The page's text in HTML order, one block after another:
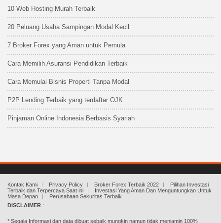
10 Web Hosting Murah Terbaik
20 Peluang Usaha Sampingan Modal Kecil
7 Broker Forex yang Aman untuk Pemula
Cara Memilih Asuransi Pendidikan Terbaik
Cara Memulai Bisnis Properti Tanpa Modal
P2P Lending Terbaik yang terdaftar OJK
Pinjaman Online Indonesia Berbasis Syariah
Kontak Kami Privacy Policy Broker Forex Terbaik 2022
Pilihan Investasi
Terbaik dan Terpercaya Saat ini
Investasi Yang Aman Dan Menguntungkan Untuk
Masa Depan
Perusahaan Sekuritas Terbaik
DISCLAIMER :
* Segala Informasi dan data dibuat sebaik mungkin namun tidak menjamin 100%